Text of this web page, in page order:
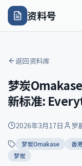
资料号
返回资料库
梦炭
新标准:
2026年3月17日 罗
梦炭Omakase 香
梦炭